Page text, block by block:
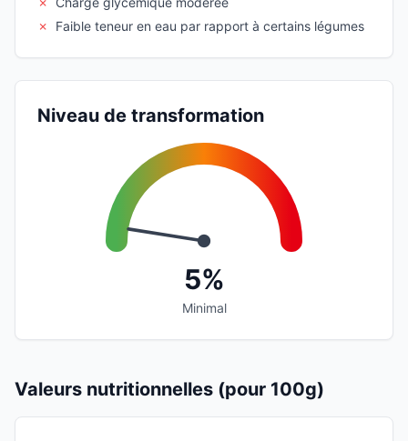
✗
Faible teneur en eau par rapport à certains légumes
Niveau de transformation
5%
Minimal
Valeurs nutritionnelles (pour 100g)